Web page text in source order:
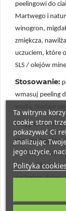
peelingowi do
Martwego i
winogron,
zmiękcza,
uczuciem, które
SLS / olejów
Stosowanie:
wmasuj peeling
Użyj do:patrz
Ostrzeżenie:
Unikać kontaktu
nadwrażliwości
zasięgiem dzieci.
Ta witryna
cookie stron
pokazywać Ci
analizując
jego użycie,
Polityka